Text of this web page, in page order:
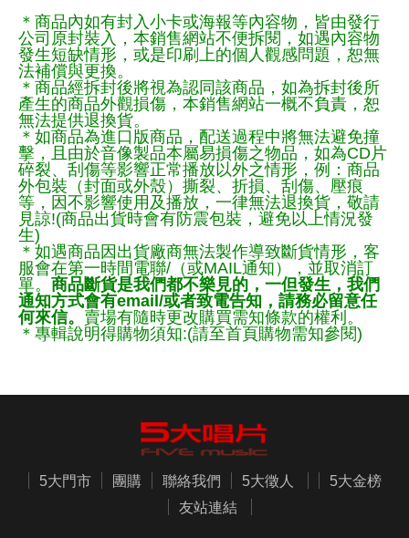
＊商品內如有封入小卡或海報等內容物，皆由發行
公司原封裝入，本銷售網站不便拆閱，如遇內容物
發生短缺情形，或是印刷上的個人觀感問題，恕無
法補償與更換。
＊商品經拆封後將視為認同該商品，如為拆封後所
產生的商品外觀損傷，本銷售網站一概不負責，恕
無法提供退換貨。
＊如商品為進口版商品，配送過程中將無法避免撞
擊，且由於音像製品本屬易損傷之物品，如為CD片
碎裂、刮傷等影響正常播放以外之情形，例：商品
外包裝（封面或外殼）撕裂、折損、刮傷、壓痕
等，因不影響使用及播放，一律無法退換貨，敬請
見諒!(商品出貨時會有防震包裝，避免以上情況發
生)
＊如遇商品因出貨廠商無法製作導致斷貨情形，客
服會在第一時間電聯/（或MAIL通知），並取消訂
單。 商品斷貨是我們都不樂見的，一但發生，我們
通知方式會有email/或者致電告知，請務必留意任
何來信。 賣場有隨時更改購買需知條款的權利。
＊專輯說明得購物須知:(請至首頁購物需知參閱)
5大門市 團購 聯絡我們 5大徵人
5大金榜
友站連結